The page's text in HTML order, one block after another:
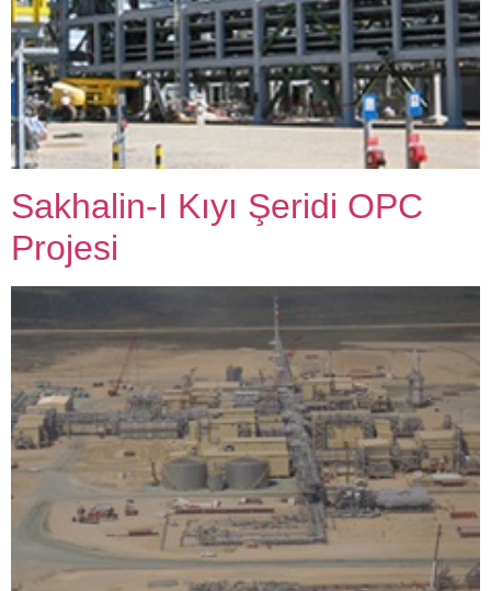
Sakhalin-I Kıyı Şeridi OPC
Projesi